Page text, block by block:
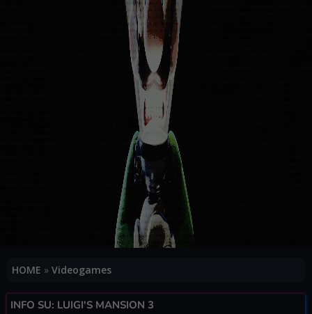
HOME » Videogames
INFO SU: LUIGI'S MANSION 3